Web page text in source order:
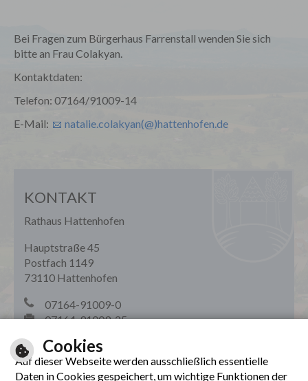
Bei Fragen zum Bürgerhaus Farrenstall wenden Sie sich
bitte an Frau Colakyan.
Kontaktdaten:
Telefon: 07164/91009-14
E-Mail:
natalie.colakyan(@)hattenhofen.de
KONTAKT
Rathaus Hattenhofen
Hauptstraße 45
Postfach 1149
73110 Hattenhofen
07164-91009-0
07164-91009-25
Cookies
Auf dieser Webseite werden ausschließlich essentielle
Daten in Cookies gespeichert, um wichtige Funktionen der